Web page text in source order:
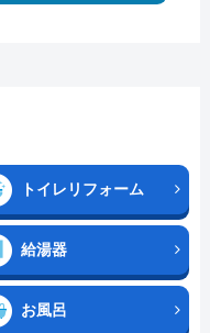
トイレリフォーム
給湯器
お風呂